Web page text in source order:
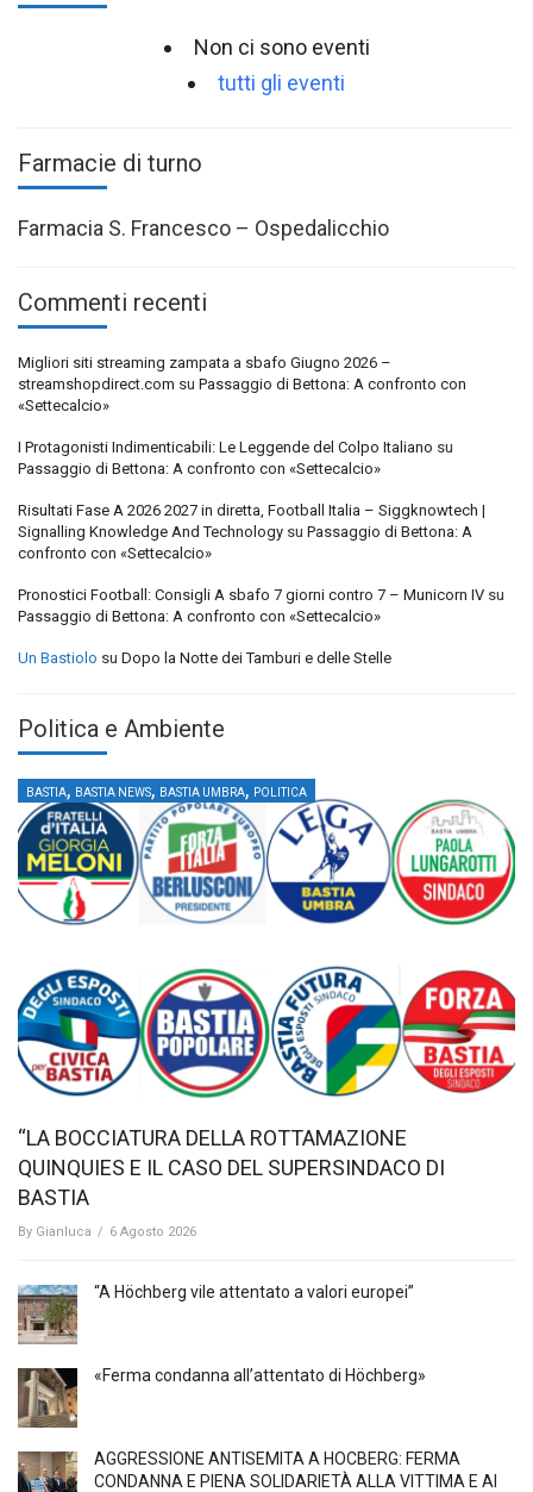
Non ci sono eventi
tutti gli eventi
Farmacie di turno
Farmacia S. Francesco – Ospedalicchio
Commenti recenti
Migliori siti streaming zampata a sbafo Giugno 2026 –
streamshopdirect.com su Passaggio di Bettona: A confronto con
«Settecalcio»
I Protagonisti Indimenticabili: Le Leggende del Colpo Italiano su
Passaggio di Bettona: A confronto con «Settecalcio»
Risultati Fase A 2026 2027 in diretta, Football Italia – Siggknowtech |
Signalling Knowledge And Technology su Passaggio di Bettona: A
confronto con «Settecalcio»
Pronostici Football: Consigli A sbafo 7 giorni contro 7 – Municorn IV su
Passaggio di Bettona: A confronto con «Settecalcio»
Un Bastiolo su Dopo la Notte dei Tamburi e delle Stelle
Politica e Ambiente
BASTIA, BASTIA NEWS, BASTIA UMBRA, POLITICA
“LA BOCCIATURA DELLA ROTTAMAZIONE
QUINQUIES E IL CASO DEL SUPERSINDACO DI
BASTIA
By Gianluca / 6 Agosto 2026
“A Höchberg vile attentato a valori europei”
«Ferma condanna all’attentato di Höchberg»
AGGRESSIONE ANTISEMITA A HÖCBERG: FERMA
CONDANNA E PIENA SOLIDARIETÀ ALLA VITTIMA E AI